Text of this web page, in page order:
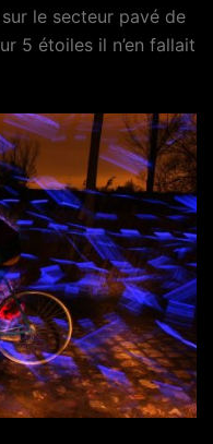
le secteur pavé de
5 étoiles il n’en fallait